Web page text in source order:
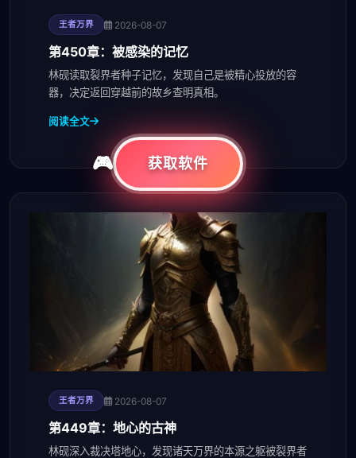
王者万界 2026-08-07
第450章：被感染的记忆
林砚读取裂界者种子记忆，发现自己是被精心投放的容
器，决定返回穿越前的故乡查明真相。
阅读全文
王者万界 2026-08-07
第449章：地心的古神
林砚深入裁决塔地心，发现诸天万界的本源之躯被裂界者
获取软件